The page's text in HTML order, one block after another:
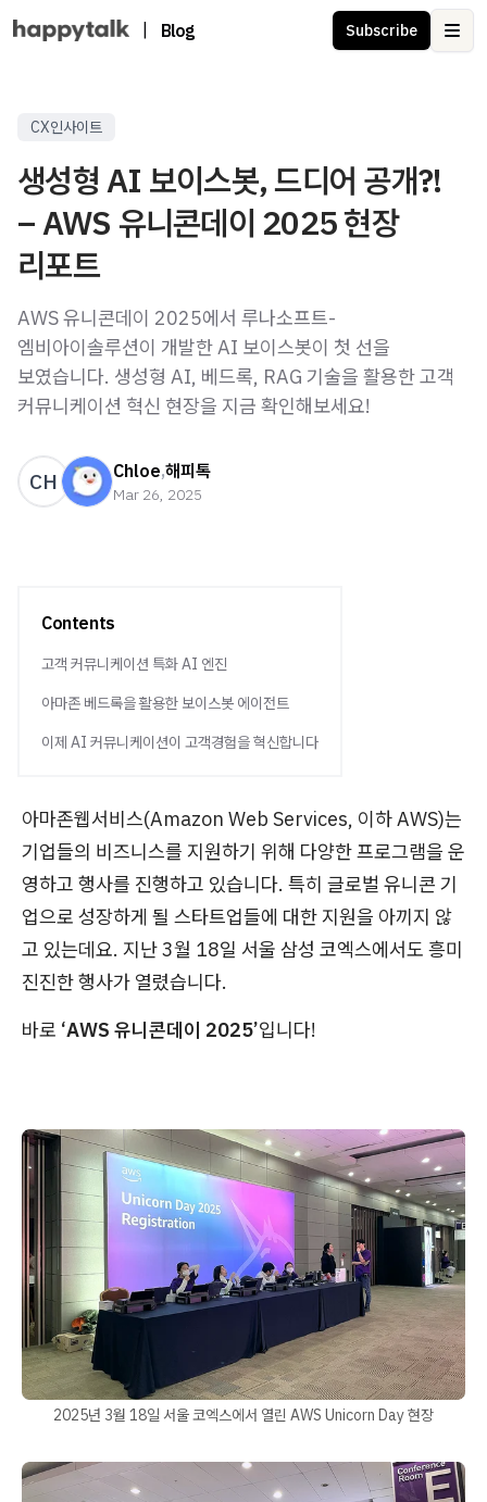
Blog Subscribe
CX인사이트
생성형 AI 보이스봇, 드디어 공개?!
– AWS 유니콘데이 2025 현장
리포트
AWS 유니콘데이 2025에서 루나소프트-
엠비아이솔루션이 개발한 AI 보이스봇이 첫 선을
보였습니다. 생성형 AI, 베드록, RAG 기술을 활용한 고객
커뮤니케이션 혁신 현장을 지금 확인해보세요!
CH Chloe,해피톡
Mar 26, 2025
Contents
고객 커뮤니케이션 특화 AI 엔진
아마존 베드록을 활용한 보이스봇 에이전트
이제 AI 커뮤니케이션이 고객경험을 혁신합니다
아마존웹서비스(Amazon Web Services, 이하 AWS)는
기업들의 비즈니스를 지원하기 위해 다양한 프로그램을 운
영하고 행사를 진행하고 있습니다. 특히 글로벌 유니콘 기
업으로 성장하게 될 스타트업들에 대한 지원을 아끼지 않
고 있는데요. 지난 3월 18일 서울 삼성 코엑스에서도 흥미
진진한 행사가 열렸습니다.
바로 ‘AWS 유니콘데이 2025’입니다!
2025년 3월 18일 서울 코엑스에서 열린 AWS Unicorn Day 현장